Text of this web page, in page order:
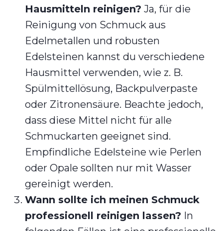
Hausmitteln reinigen? Ja, für die
Reinigung von Schmuck aus
Edelmetallen und robusten
Edelsteinen kannst du verschiedene
Hausmittel verwenden, wie z. B.
Spülmittellösung, Backpulverpaste
oder Zitronensäure. Beachte jedoch,
dass diese Mittel nicht für alle
Schmuckarten geeignet sind.
Empfindliche Edelsteine wie Perlen
oder Opale sollten nur mit Wasser
gereinigt werden.
Wann sollte ich meinen Schmuck
professionell reinigen lassen? In